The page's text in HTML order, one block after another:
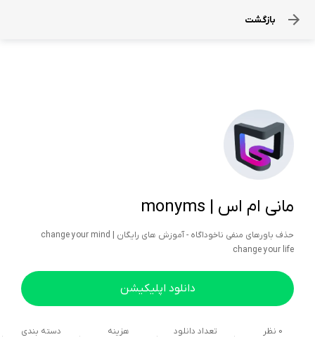
بازگشت
مانی ام اس | monyms
حذف باورهای منفی ناخوداگاه - آموزش های رایگان | change your mind
change your life
دانلود اپلیکیشن
0 نظر تعداد دانلود هزینه دسته بندی